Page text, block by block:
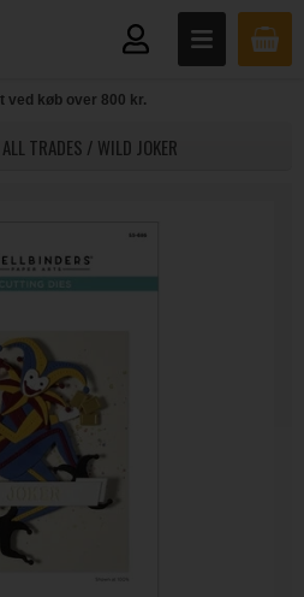
ved køb over 800 kr.
TRADES / WILD JOKER